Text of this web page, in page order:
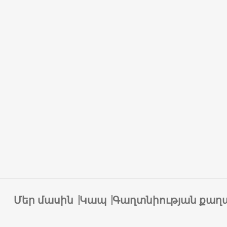
Մեր մասին Կապ Գաղտնիության